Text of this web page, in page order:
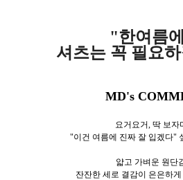
"한여름
셔츠는 꼭 필요
MD's
요거요거, 딱 보자
"이건 여름에 진짜 잘 입겠다"
얇고 가벼운 원단
잔잔한 세로 결감이 은은하